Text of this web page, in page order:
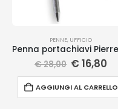
PENNE, UFFICIO
€28,00 € 16,80
AGGIUNGI AL CARRELLO